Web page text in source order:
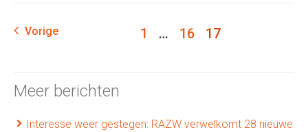
Vorige 1 … 16 17
Meer berichten
Interesse weer gestegen: RAZW verwelkomt 28 nieuwe